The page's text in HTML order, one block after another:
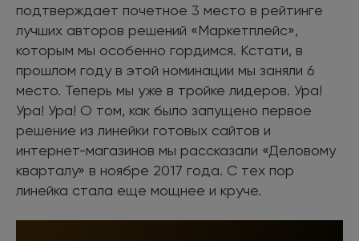
подтверждает почетное 3 место в рейтинге
лучших авторов решений «Маркетплейс»,
которым мы особенно гордимся. Кстати, в
прошлом году в этой номинации мы заняли 6
место. Теперь мы уже в тройке лидеров. Ура!
Ура! Ура! О том, как было запущено первое
решение из линейки готовых сайтов и
интернет-магазинов мы рассказали «Деловому
кварталу» в ноябре 2017 года. С тех пор
линейка стала еще мощнее и круче.